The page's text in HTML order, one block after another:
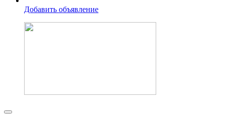
Добавить объявление